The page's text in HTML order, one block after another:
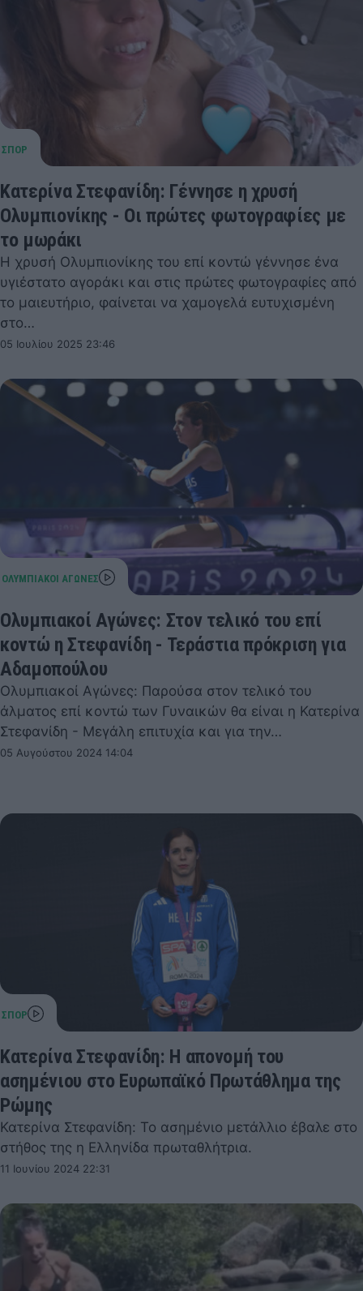
Κατερίνα Στεφανίδη: Γέννησε η χρυσή
Ολυμπιονίκης - Οι πρώτες φωτογραφίες με
το μωράκι
Η χρυσή Ολυμπιονίκης του επί κοντώ γέννησε ένα
υγιέστατο αγοράκι και στις πρώτες φωτογραφίες από
το μαιευτήριο, φαίνεται να χαμογελά ευτυχισμένη
στο…
05 Ιουλίου 2025 23:46
Ολυμπιακοί Αγώνες: Στον τελικό του επί
κοντώ η Στεφανίδη - Τεράστια πρόκριση για
Αδαμοπούλου
Ολυμπιακοί Αγώνες: Παρούσα στον τελικό του
άλματος επί κοντώ των Γυναικών θα είναι η Κατερίνα
Στεφανίδη - Μεγάλη επιτυχία και για την…
05 Αυγούστου 2024 14:04
Κατερίνα Στεφανίδη: Η απονομή του
ασημένιου στο Ευρωπαϊκό Πρωτάθλημα της
Ρώμης
Κατερίνα Στεφανίδη: Το ασημένιο μετάλλιο έβαλε στο
στήθος της η Ελληνίδα πρωταθλήτρια.
11 Ιουνίου 2024 22:31